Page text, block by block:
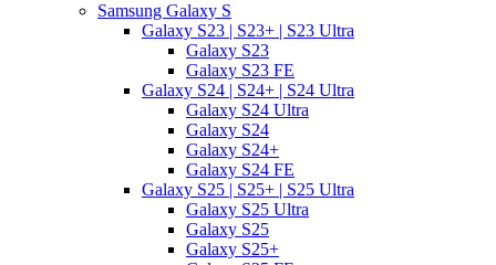
Samsung Galaxy S
Galaxy S23 | S23+ | S23 Ultra
Galaxy S23
Galaxy S23 FE
Galaxy S24 | S24+ | S24 Ultra
Galaxy S24 Ultra
Galaxy S24
Galaxy S24+
Galaxy S24 FE
Galaxy S25 | S25+ | S25 Ultra
Galaxy S25 Ultra
Galaxy S25
Galaxy S25+